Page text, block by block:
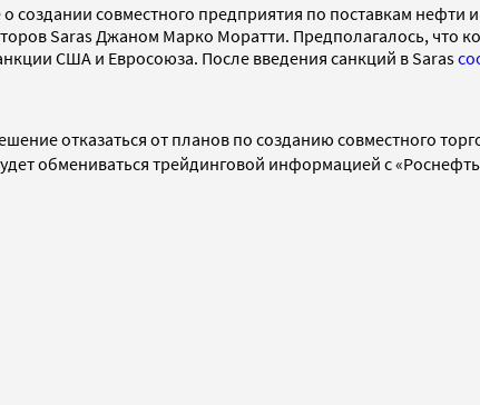
создании совместного предприятия по поставкам
Saras Джаном Марко Моратти. Предполагалось, что
США и Евросоюза. После введения санкций в Saras
отказаться от планов по созданию совместного
обмениваться трейдинговой информацией с